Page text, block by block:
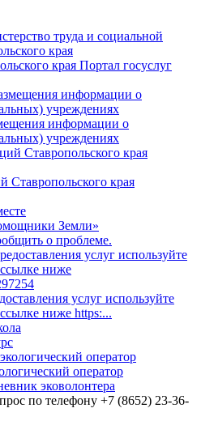
труда и социальной
края
Портал госуслуг
информации о
учреждениях
Ставропольского края
Земли»
о проблеме.
услуг используйте
ниже https:...
оператор
эковолонтера
по телефону +7 (8652) 23-36-